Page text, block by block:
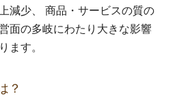
減少、 商品・サービスの質の
面の多岐にわたり大きな影響
ます。
？